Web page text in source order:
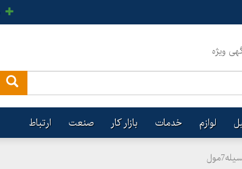
ویژه
لوازم خدمات بازار کار صنعت ارتباط